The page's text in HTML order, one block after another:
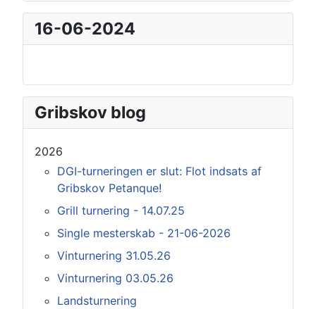
16-06-2024
Gribskov blog
2026
DGI-turneringen er slut: Flot indsats af
Gribskov Petanque!
Grill turnering - 14.07.25
Single mesterskab - 21-06-2026
Vinturnering 31.05.26
Vinturnering 03.05.26
Landsturnering